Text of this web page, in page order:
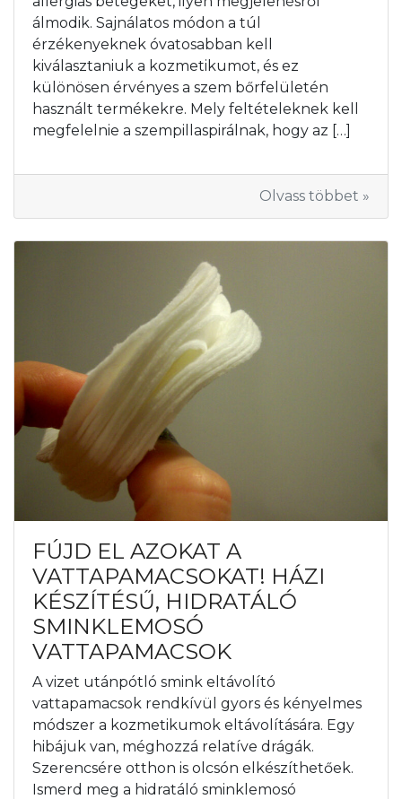
álmodik. Sajnálatos módon a túl
érzékenyeknek óvatosabban kell
kiválasztaniuk a kozmetikumot, és ez
különösen érvényes a szem bőrfelületén
használt termékekre. Mely feltételeknek kell
megfelelnie a szempillaspirálnak, hogy az […]
Olvass többet »
FÚJD EL AZOKAT A
VATTAPAMACSOKAT! HÁZI
KÉSZÍTÉSŰ, HIDRATÁLÓ
SMINKLEMOSÓ
VATTAPAMACSOK
A vizet utánpótló smink eltávolító
vattapamacsok rendkívül gyors és kényelmes
módszer a kozmetikumok eltávolítására. Egy
hibájuk van, méghozzá relatíve drágák.
Szerencsére otthon is olcsón elkészíthetőek.
Ismerd meg a hidratáló sminklemosó